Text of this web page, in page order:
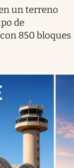
un terreno
de
850 bloques